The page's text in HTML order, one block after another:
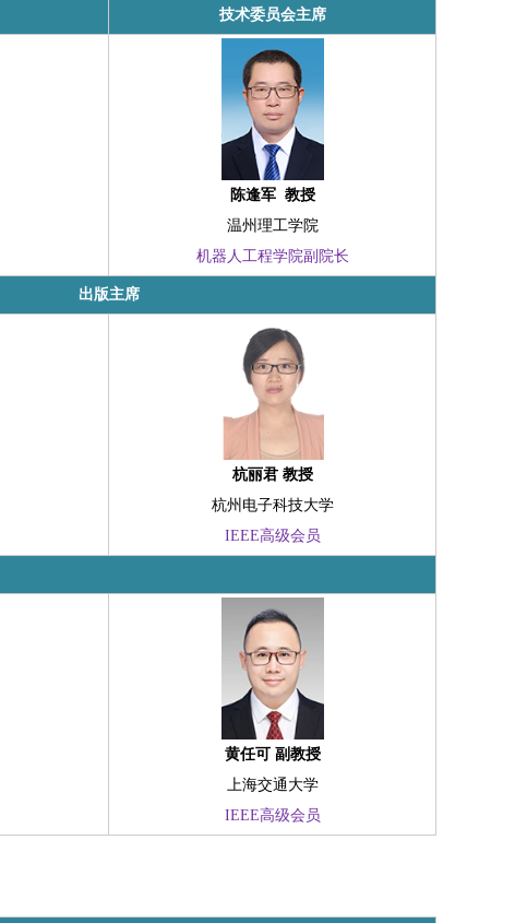
技术委员会主席
陈逢军  教授
温州理工学院
机器人工程学院副院长
出版主席
杭丽君 教授
杭州电子科技大学
IEEE高级会员
黄任可 副教授
上海交通大学
IEEE高级会员